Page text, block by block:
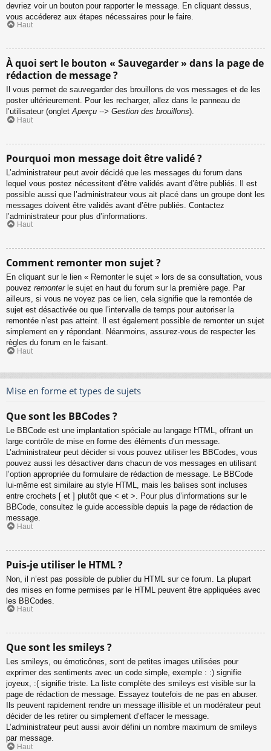
devriez voir un bouton pour rapporter le message. En cliquant dessus,
vous accéderez aux étapes nécessaires pour le faire.
Haut
À quoi sert le bouton « Sauvegarder » dans la page de
rédaction de message ?
Il vous permet de sauvegarder des brouillons de vos messages et de les
poster ultérieurement. Pour les recharger, allez dans le panneau de
l’utilisateur (ongletAperçu --> Gestion des brouillons).
Haut
Pourquoi mon message doit être validé ?
L’administrateur peut avoir décidé que les messages du forum dans
lequel vous postez nécessitent d’être validés avant d’être publiés. Il est
possible aussi que l’administrateur vous ait placé dans un groupe dont les
messages doivent être validés avant d’être publiés. Contactez
l’administrateur pour plus d’informations.
Haut
Comment remonter mon sujet ?
En cliquant sur le lien « Remonter le sujet » lors de sa consultation, vous
pouvez remonterle sujet en haut du forum sur la première page. Par
ailleurs, si vous ne voyez pas ce lien, cela signifie que la remontée de
sujet est désactivée ou que l’intervalle de temps pour autoriser la
remontée n’est pas atteint. Il est également possible de remonter un sujet
simplement en y répondant. Néanmoins, assurez-vous de respecter les
règles du forum en le faisant.
Haut
Mise en forme et types de sujets
Que sont les BBCodes ?
Le BBCode est une implantation spéciale au langage HTML, offrant un
large contrôle de mise en forme des éléments d’un message.
L’administrateur peut décider si vous pouvez utiliser les BBCodes, vous
pouvez aussi les désactiver dans chacun de vos messages en utilisant
l’option appropriée du formulaire de rédaction de message. Le BBCode
lui-même est similaire au style HTML, mais les balises sont incluses
entre crochets [ et ] plutôt que < et >. Pour plus d’informations sur le
BBCode, consultez le guide accessible depuis la page de rédaction de
message.
Haut
Puis-je utiliser le HTML ?
Non, il n’est pas possible de publier du HTML sur ce forum. La plupart
des mises en forme permises par le HTML peuvent être appliquées avec
les BBCodes.
Haut
Que sont les smileys ?
Les smileys, ou émoticônes, sont de petites images utilisées pour
exprimer des sentiments avec un code simple, exemple : :) signifie
joyeux, :( signifie triste. La liste complète des smileys est visible sur la
page de rédaction de message. Essayez toutefois de ne pas en abuser.
Ils peuvent rapidement rendre un message illisible et un modérateur peut
décider de les retirer ou simplement d’effacer le message.
L’administrateur peut aussi avoir défini un nombre maximum de smileys
par message.
Haut